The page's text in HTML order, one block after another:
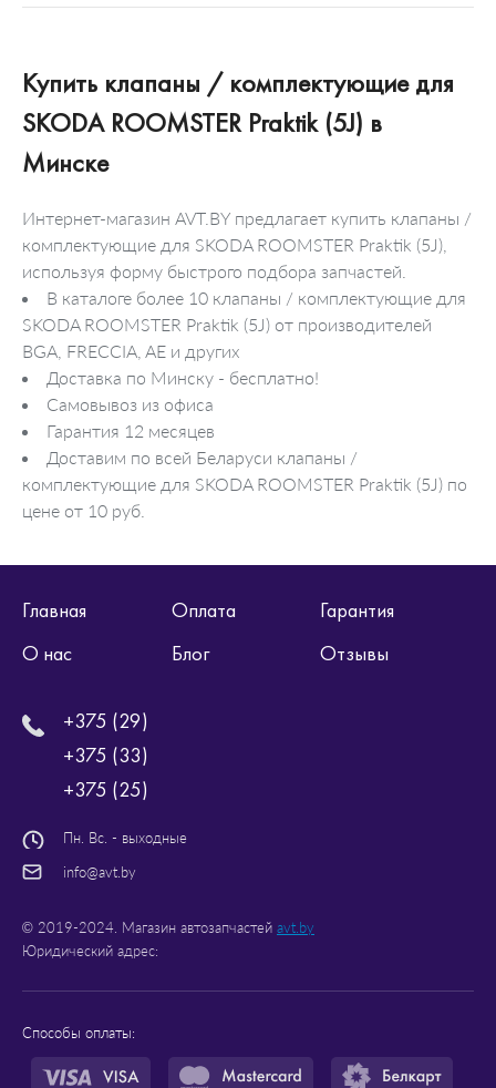
Купить клапаны / комплектующие для
SKODA ROOMSTER Praktik (5J) в
Минске
Интернет-магазин AVT.BY предлагает купить клапаны /
комплектующие для SKODA ROOMSTER Praktik (5J),
используя форму быстрого подбора запчастей.
В каталоге более 10 клапаны / комплектующие для
SKODA ROOMSTER Praktik (5J) от производителей
BGA, FRECCIA, AE и других
Доставка по Минску - бесплатно!
Самовывоз из офиса
Гарантия 12 месяцев
Доставим по всей Беларуси клапаны /
комплектующие для SKODA ROOMSTER Praktik (5J) по
цене от 10 руб.
Главная Оплата
Гарантия
О нас
Блог Отзывы
+375 (29)
+375 (33)
+375 (25)
Пн. Вс. - выходные
info@avt.by
© 2019-2024. Магазин автозапчастей avt.by
Юридический адрес:
Способы оплаты: